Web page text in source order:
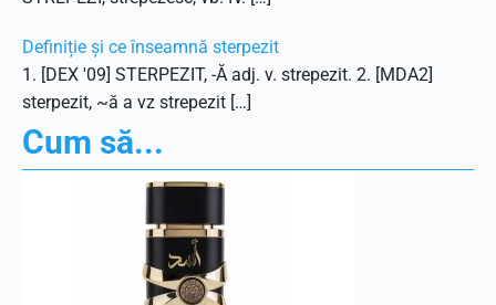
Definiție și ce înseamnă sterpezit
1. [DEX '09] STERPEZIT, -Ă adj. v. strepezit. 2. [MDA2]
sterpezit, ~ă a vz strepezit […]
Cum să...